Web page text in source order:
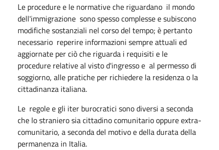
Le procedure e le normative che riguardano il mondo
dell'immigrazione sono spesso complesse e subiscono
modifiche sostanziali nel corso del tempo; è pertanto
necessario reperire informazioni sempre attuali ed
aggiornate per ciò che riguarda i requisiti e le
procedure relative al visto d'ingresso e al permesso di
soggiorno, alle pratiche per richiedere la residenza o la
cittadinanza italiana.
Le regole e gli iter burocratici sono diversi a seconda
che lo straniero sia cittadino comunitario oppure extra-
comunitario, a seconda del motivo e della durata della
permanenza in Italia.